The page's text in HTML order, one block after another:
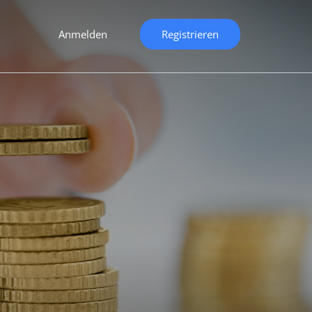
Anmelden Registrieren